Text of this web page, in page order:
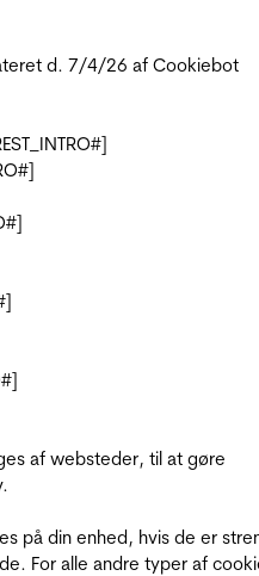
d. 7/4/26 af Cookiebot
af websteder, til at gøre
på din enhed, hvis de er
For alle andre typer af